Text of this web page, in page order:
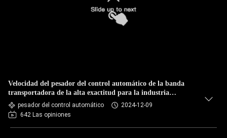
Velocidad del pesador del control automático de la banda
transportadora de la alta exactitud para la industria
alimentaria
pesador del control automático
2024-12-09
642 Las opiniones